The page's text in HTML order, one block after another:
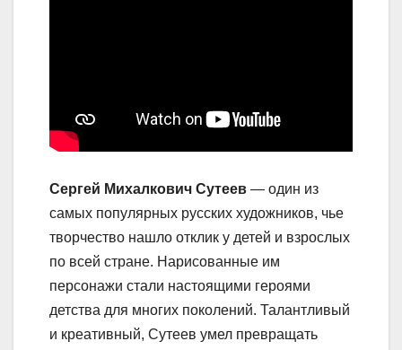
Сергей Михалкович Сутеев — один из
самых популярных русских художников, чье
творчество нашло отклик у детей и взрослых
по всей стране. Нарисованные им
персонажи стали настоящими героями
детства для многих поколений. Талантливый
и креативный, Сутеев умел превращать